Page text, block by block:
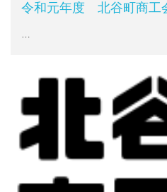
令和元年度 北谷町商
…